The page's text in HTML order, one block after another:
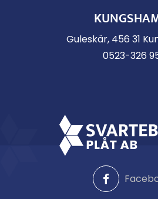
Guleskär, 456 31
0523-326